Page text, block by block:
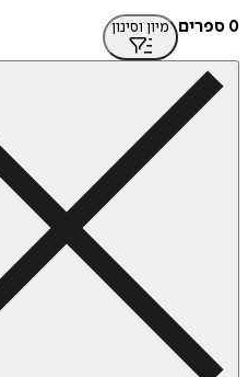
0 ספרים
מיון וסינון